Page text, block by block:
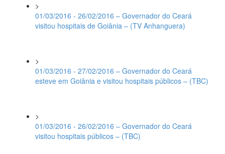
>
01/03/2016 - 26/02/2016 – Governador do Ceará
visitou hospitais de Goiânia – (TV Anhanguera)
>
01/03/2016 - 27/02/2016 – Governador do Ceará
esteve em Goiânia e visitou hospitais públicos – (TBC)
>
01/03/2016 - 26/02/2016 – Governador do Ceará
visitou hospitais públicos – (TBC)